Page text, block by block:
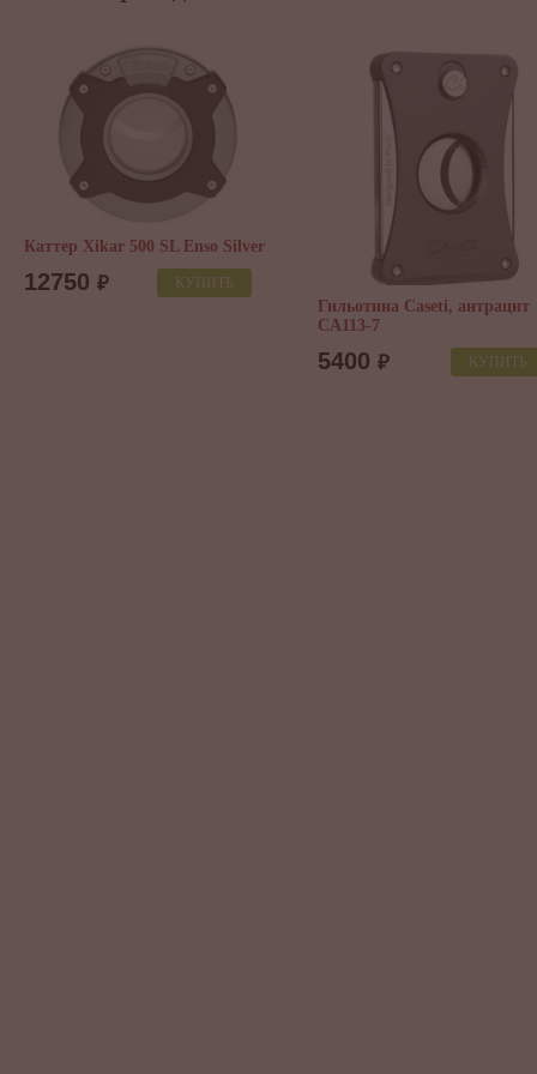
SL Enso Silver
КУПИТЬ
Гильотина Caseti, антрацит
КУПИТЬ